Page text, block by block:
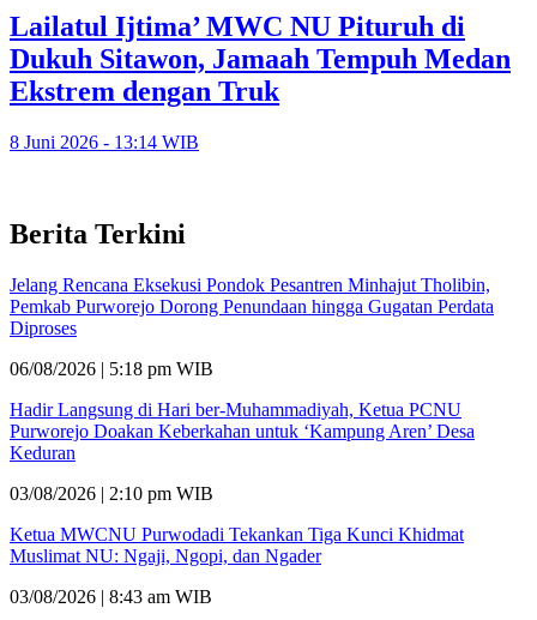
Lailatul Ijtima’ MWC NU Pituruh di
Dukuh Sitawon, Jamaah Tempuh Medan
Ekstrem dengan Truk
8 Juni 2026 - 13:14 WIB
Berita Terkini
Jelang Rencana Eksekusi Pondok Pesantren Minhajut Tholibin,
Pemkab Purworejo Dorong Penundaan hingga Gugatan Perdata
Diproses
06/08/2026 | 5:18 pm WIB
Hadir Langsung di Hari ber-Muhammadiyah, Ketua PCNU
Purworejo Doakan Keberkahan untuk ‘Kampung Aren’ Desa
Keduran
03/08/2026 | 2:10 pm WIB
Ketua MWCNU Purwodadi Tekankan Tiga Kunci Khidmat
Muslimat NU: Ngaji, Ngopi, dan Ngader
03/08/2026 | 8:43 am WIB